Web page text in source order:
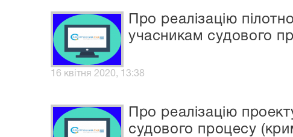
Про реалізацію
учасникам судового
16 квітня 2020, 13:38
Про реалізацію
судового процесу